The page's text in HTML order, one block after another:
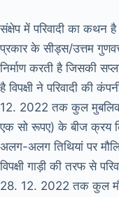
संक्षेप में परिवादी का कथन है
प्रकार के सीड्स/उत्तम
निर्माण करती है जिसकी
है विपक्षी ने परिवादी की
12. 2022 तक कुल
एक सो रूपए) के बीज क्रय
अलग-अलग तिथियां पर
विपक्षी गाड़ी की तरफ से
28. 12. 2022 तक कुल